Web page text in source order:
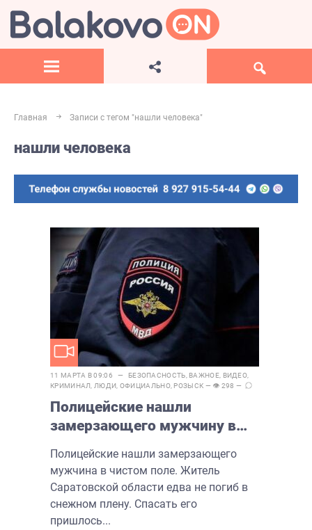
Главная Записи с тегом "нашли человека"
нашли человека
11 МАРТА В 09:06 — БЕЗОПАСНОСТЬ ВАЖНОЕ, ВИДЕО
КРИМИНАЛ
ЛЮДИ ОФИЦИАЛЬНО, РОЗЫСК — 👁 298 —
Полицейские нашли
замерзающего мужчину в
Полицейские нашли замерзающего
мужчина в чистом поле. Житель
Саратовской области едва не погиб в
снежном плену. Спасать его
пришлось...